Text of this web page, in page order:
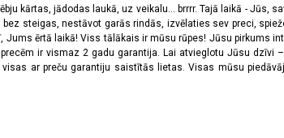
kārtas, jādodas laukā, uz veikalu... brrrr. Tajā laikā - Jūs,
steigas, nestāvot garās rindās, izvēlaties sev preci,
ērtā laikā! Viss tālākais ir mūsu rūpes! Jūsu pirkums
ir vismaz 2 gadu garantija. Lai atvieglotu Jūsu dzīvi
ar preču garantiju saistītās lietas. Visas mūsu